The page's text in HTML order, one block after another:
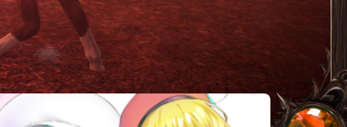
ハイニャワー
ルド
The Pathless Darkwood